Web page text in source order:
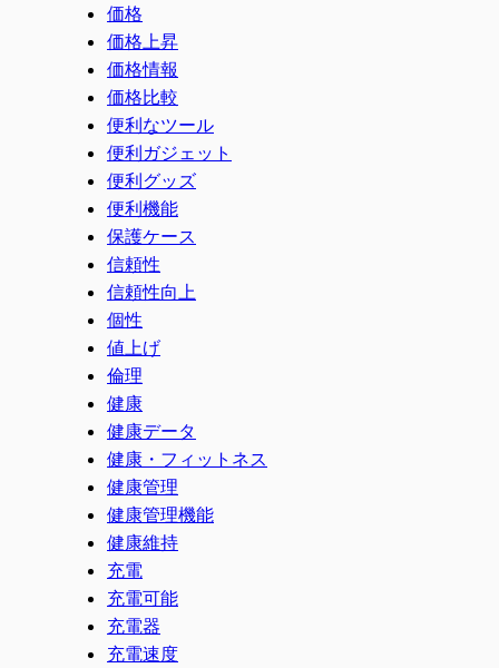
価格
価格上昇
価格情報
価格比較
便利なツール
便利ガジェット
便利グッズ
便利機能
保護ケース
信頼性
信頼性向上
個性
値上げ
倫理
健康
健康データ
健康・フィットネス
健康管理
健康管理機能
健康維持
充電
充電可能
充電器
充電速度